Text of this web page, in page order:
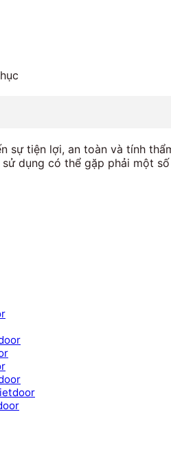
sự tiện lợi, an toàn và tính
dụng có thể gặp phải một